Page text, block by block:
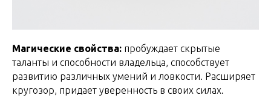
Магические свойства: пробуждает скрытые
таланты и способности владельца, способствует
развитию различных умений и ловкости. Расширяет
кругозор, придает уверенность в своих силах.